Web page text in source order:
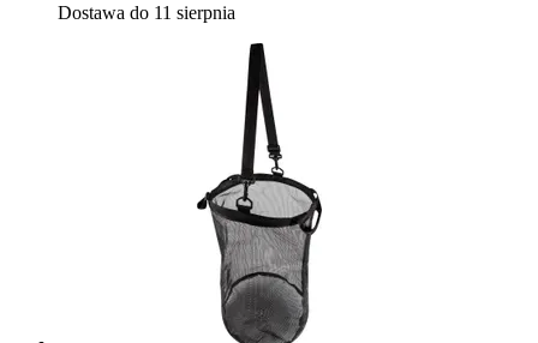
Dostawa do 11 sierpnia